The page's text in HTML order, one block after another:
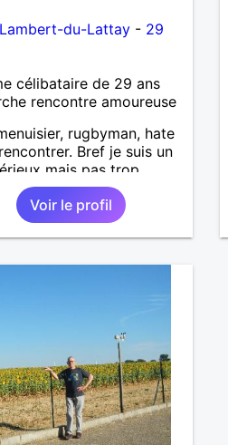
du-Lattay- 29
célibataire de 29 ans
rencontre amoureuse
rugbyman, hate
Bref je suis un
mais pas trop,
qui aime la convivialité
! Recherche une
sérieuse.
Voir le profil